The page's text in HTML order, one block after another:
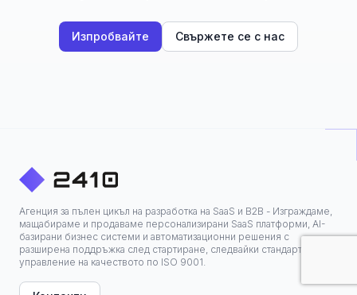
Изпробвайте Свържете се с нас
Агенция за пълен цикъл на разработка на SaaS и B2B - Изграждаме,
мащабираме и продаваме персонализирани SaaS платформи, AI-
базирани бизнес системи и автоматизационни решения с
разширена поддръжка след стартиране, следвайки стандартите за
управление на качеството по ISO 9001.